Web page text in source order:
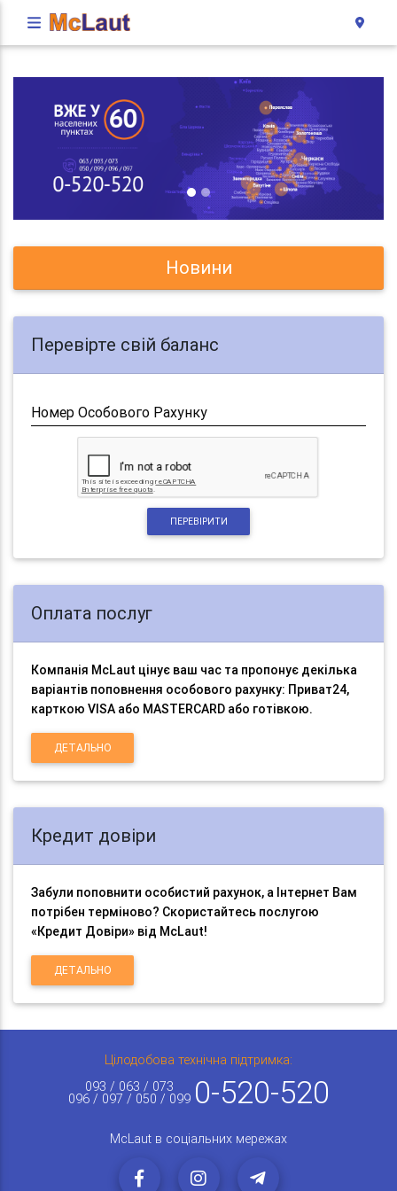
Новини
Перевірте свій баланс
Номер Особового Рахунку
ПЕРЕВІРИТИ
Оплата послуг
Компанія McLaut цінує ваш час та пропонує декілька
варіантів поповнення особового рахунку: Приват24,
карткою VISA або MASTERCARD або готівкою.
ДЕТАЛЬНО
Кредит довіри
Забули поповнити особистий рахунок, а Інтернет Вам
потрібен терміново? Скористайтесь послугою
«Кредит Довіри» від McLaut!
ДЕТАЛЬНО
Цілодобова технічна підтримка:
093 / 063 / 073
096 / 097 / 050 / 099 0-520-520
McLaut в соціальних мережах